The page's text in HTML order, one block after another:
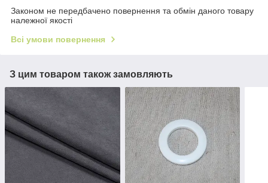
Законом не передбачено повернення та обмін даного товару
належної якості
Всі умови повернення
З цим товаром також замовляють